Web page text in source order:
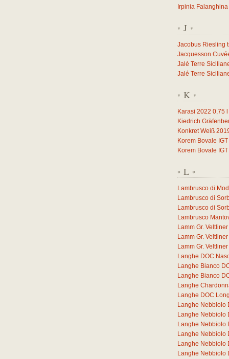
Irpinia
* J *
Jacobus Riesling
Jacquesson
Jalé Terre
Jalé Terre
* K *
Karasi 2022 0,75
Kiedrich
Konkret Weiß
Korem Bovale
Korem Bovale
* L *
Lambrusco di
Lambrusco di
Lambrusco di
Lambrusco
Lamm Gr.
Lamm Gr.
Lamm Gr.
Langhe DOC
Langhe Bianco
Langhe Bianco
Langhe
Langhe DOC
Langhe Nebbiolo
Langhe Nebbiolo
Langhe Nebbiolo
Langhe Nebbiolo
Langhe Nebbiolo
Langhe Nebbiolo